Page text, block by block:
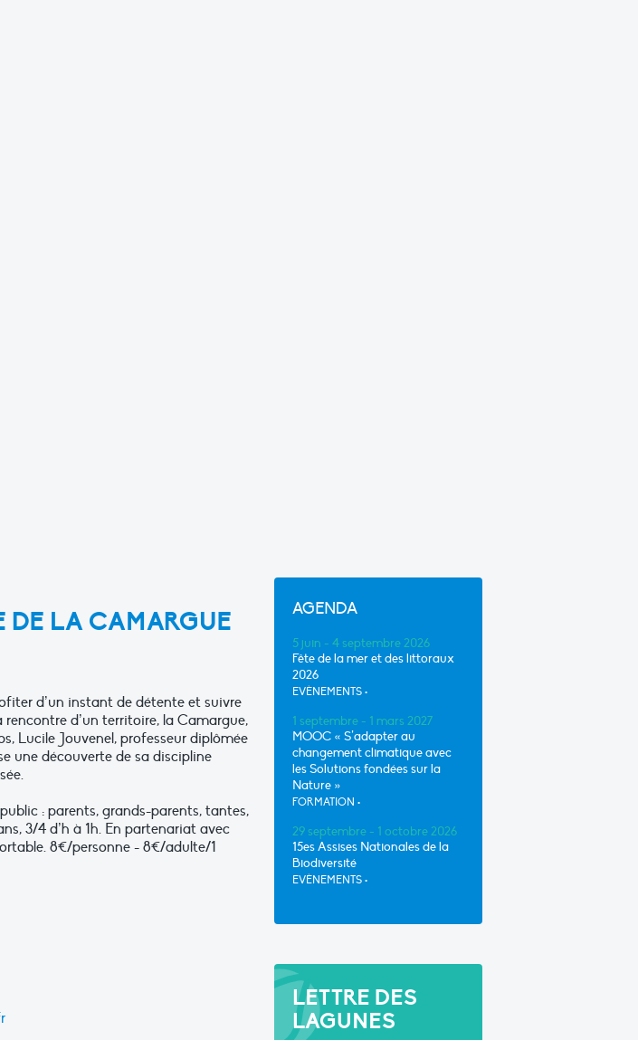
DE LA CAMARGUE
d’un instant de détente et suivre
rencontre d’un territoire, la Camargue,
Lucile Jouvenel, professeur diplômée
une découverte de sa discipline
: parents, grands-parents, tantes,
3/4 d’h à 1h. En partenariat avec
8€/personne - 8€/adulte/1
AGENDA
5 juin - 4 septembre 2026
Fête de la mer et des littoraux
2026
EVÈNEMENTS •
1 septembre - 1 mars 2027
MOOC « S’adapter au
changement climatique avec
les Solutions fondées sur la
Nature »
FORMATION •
29 septembre - 1 octobre 2026
15es Assises Nationales de la
Biodiversité
EVÈNEMENTS •
LETTRE DES
LAGUNES